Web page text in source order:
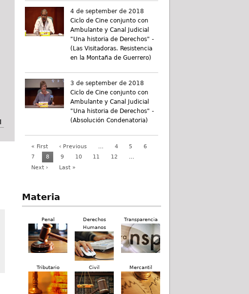
4 de september de 2018
Ciclo de Cine conjunto con
Ambulante y Canal Judicial
"Una historia de Derechos" -
(Las Visitadoras. Resistencia
en la Montaña de Guerrero)
3 de september de 2018
Ciclo de Cine conjunto con
Ambulante y Canal Judicial
"Una historia de Derechos" -
(Absolución Condenatoria)
« First ‹ Previous … 4 5
6
7
8 9 10 11 12
…
Next ›
Last »
Materia
Penal
Derechos
Humanos
Transparencia
Tributario Civil Mercantil